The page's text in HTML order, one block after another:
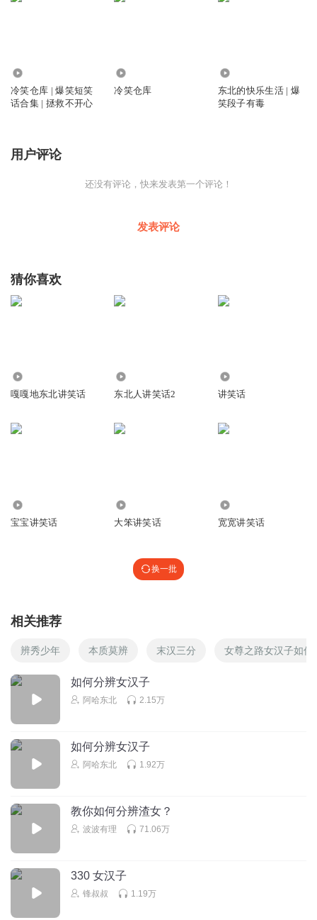
冷笑仓库 | 爆笑短笑
话合集 | 拯救不开心
冷笑仓库
东北的快乐生活 | 爆
笑段子有毒
用户评论
还没有评论，快来发表第一个评论！
发表评论
猜你喜欢
嘎嘎地东北讲笑话 东北人讲笑话2 讲笑话
宝宝讲笑话 大笨讲笑话 宽宽讲笑话
换一批
相关推荐
辨秀少年 本质莫辨 末汉三分 女尊之路女汉子如何
如何分辨女汉子
阿哈东北 2.15万
如何分辨女汉子
阿哈东北 1.92万
教你如何分辨渣女？
波波有理 71.06万
330 女汉子
锋叔叔 1.19万